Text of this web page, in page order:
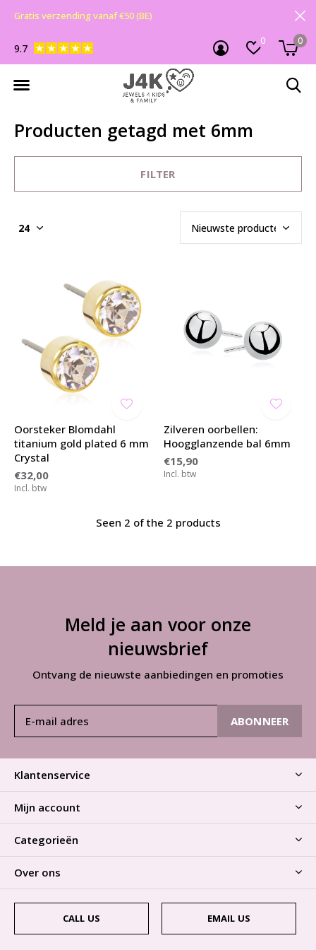
0 0
9.7
Gratis verzending vanaf €50 (BE)
Producten getagd met 6mm
FILTER
Oorsteker Blomdahl
titanium gold plated 6 mm
Crystal
€32,00
Incl. btw
Zilveren oorbellen:
Hoogglanzende bal 6mm
€15,90
Incl. btw
Seen 2 of the 2 products
Meld je aan voor onze
nieuwsbrief
Ontvang de nieuwste aanbiedingen en promoties
ABONNEER
Klantenservice
Mijn account
Categorieën
Over ons
CALL US EMAIL US